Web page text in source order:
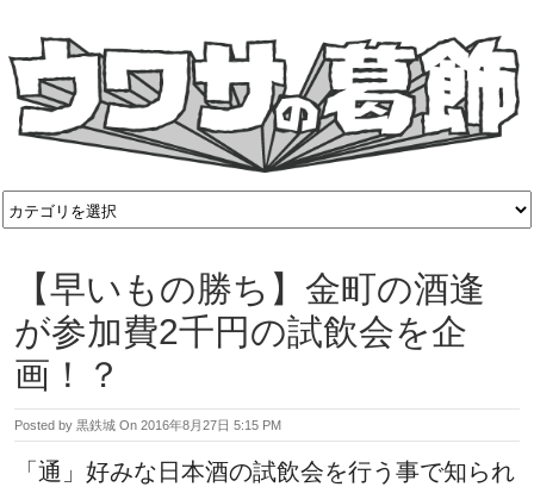
【早いもの勝ち】金町の酒逢
が参加費2千円の試飲会を企
画！？
Posted by 黒鉄城 On 2016年8月27日 5:15 PM
「通」好みな日本酒の試飲会を行う事で知られ